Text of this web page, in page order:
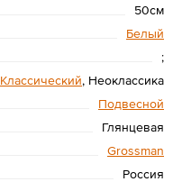
50см
Белый
;
Классический, Неоклассика
Подвесной
Глянцевая
Grossman
Россия